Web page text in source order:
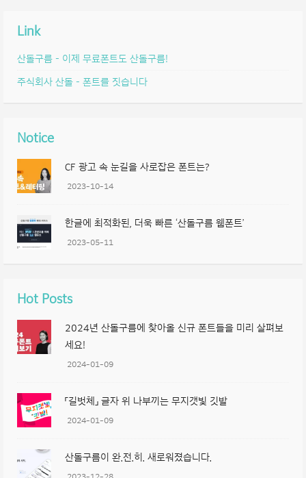
Link
산돌구름 – 이제 무료폰트도 산돌구름!
주식회사 산돌 – 폰트를 짓습니다
Notice
CF 광고 속 눈길을 사로잡은 폰트는?
2023-10-14
한글에 최적화된, 더욱 빠른 ‘산돌구름 웹폰트’
2023-05-11
Hot Posts
2024년 산돌구름에 찾아올 신규 폰트들을 미리 살펴보
세요!
2024-01-09
「길벗체」 글자 위 나부끼는 무지갯빛 깃발
2024-01-09
산돌구름이 완.전.히. 새로워졌습니다.